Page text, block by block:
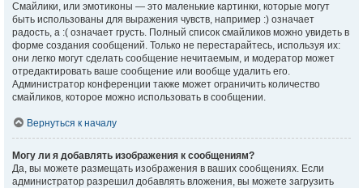
Смайлики, или эмотиконы — это маленькие картинки, которые могут
быть использованы для выражения чувств, например :) означает
радость, а :( означает грусть. Полный список смайликов можно увидеть в
форме создания сообщений. Только не перестарайтесь, используя их:
они легко могут сделать сообщение нечитаемым, и модератор может
отредактировать ваше сообщение или вообще удалить его.
Администратор конференции также может ограничить количество
смайликов, которое можно использовать в сообщении.
Вернуться к началу
Могу ли я добавлять изображения к сообщениям?
Да, вы можете размещать изображения в ваших сообщениях. Если
администратор разрешил добавлять вложения, вы можете загрузить